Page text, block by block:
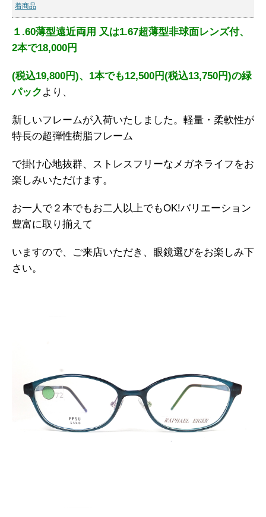
着商品
１.60薄型遠近両用 又は1.67超薄型非球面レンズ付、
2本で18,000円
(税込19,800円)、1本でも12,500円(税込13,750円)の緑
パック より、
新しいフレームが入荷いたしました。軽量・柔軟性が
特長の超弾性樹脂フレーム
で掛け心地抜群、ストレスフリーなメガネライフをお
楽しみいただけます。
お一人で２本でもお二人以上でもOK!バリエーション
豊富に取り揃えて
いますので、ご来店いただき、眼鏡選びをお楽しみ下
さい。